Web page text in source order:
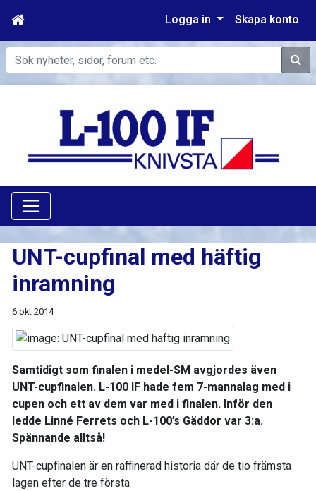
Logga in Skapa konto
Sök
UNT-cupfinal med häftig
inramning
6 okt 2014
Samtidigt som finalen i medel-SM avgjordes även
UNT-cupfinalen. L-100 IF hade fem 7-mannalag med i
cupen och ett av dem var med i finalen. Inför den
ledde Linné Ferrets och L-100’s Gäddor var 3:a.
Spännande alltså!
UNT-cupfinalen är en raffinerad historia där de tio främsta
lagen efter de tre första